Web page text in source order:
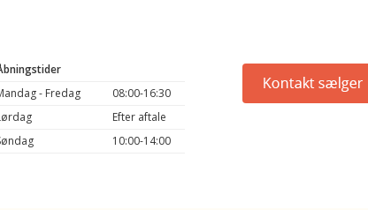
- Fredag
08:00-16:30
Efter aftale
10:00-14:00